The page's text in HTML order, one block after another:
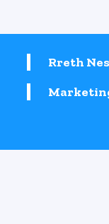
Rreth